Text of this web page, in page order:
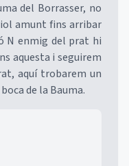
del Borrasser, no
amunt fins arribar
N enmig del prat hi
aquesta i seguirem
aquí trobarem un
de la Bauma.